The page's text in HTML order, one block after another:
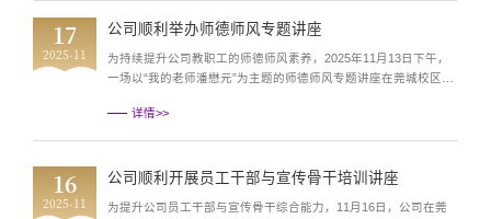
重镇的数智化升级路径，集结西门子Mendix、维谛技术...
17
2025-11
公司顺利举办师德师风专题讲座
为持续提升公司教职工的师德师风素养，2025年11月13日下午，
一场以“我的老师潘懋元”为主题的师德师风专题讲座在莞城校区图
讲。讲座伊始，邹晓平教授生动讲述了中国高等教育学科奠基人潘
投身教育事业以来，始终将“为党育人”的初心融入教育...
详情>>
16
2025-11
公司顺利开展员工干部与宣传骨干培训讲座
为提升公司员工干部与宣传骨干综合能力，11月16日，公司在莞